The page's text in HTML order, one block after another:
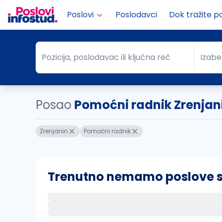
Poslovi Poslodavci Dok tražite
Pozicija, poslodavac ili ključna reč
Pozicija, poslodavac ili ključna reč Grad
Posao Pomoćni radnik
Zrenjanin Pomoćni radnik
Trenutno nemamo poslove